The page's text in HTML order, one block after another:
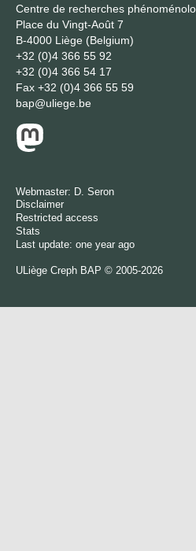
Centre de recherches
Place du Vingt-Août 7
B-4000 Liège (Belgium)
+32 (0)4 366 55 92
+32 (0)4 366 54 17
Fax +32 (0)4 366 55 59
bap@uliege.be
Webmaster: D. Seron
Disclaimer
Restricted access
Stats
Last update: one year ago
ULiège Creph BAP © 2005-2026